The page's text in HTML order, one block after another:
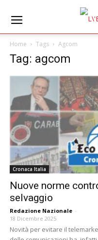
Home Tags Agcom
Tag: agcom
Cronaca Italia
Nuove norme
selvaggio
Redazione Nazionale -
18 Dicembre 2025
Novità per evitare il